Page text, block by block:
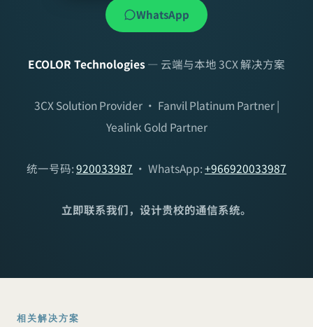
WhatsApp
ECOLOR Technologies— 云端与本地 3CX 解决方案
3CX Solution Provider · Fanvil Platinum Partner |
Yealink Gold Partner
统一号码:920033987 · WhatsApp:+966920033987
立即联系我们，设计贵校的通信系统。
相关解决方案